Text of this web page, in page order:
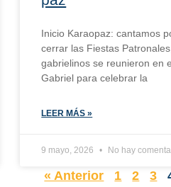
Inicio Karaopaz: cantamos
cerrar las Fiestas
gabrielinos se reunieron en
Gabriel para celebrar la
LEER MÁS »
9 mayo, 2026 No hay
« Anterior 1 2 3